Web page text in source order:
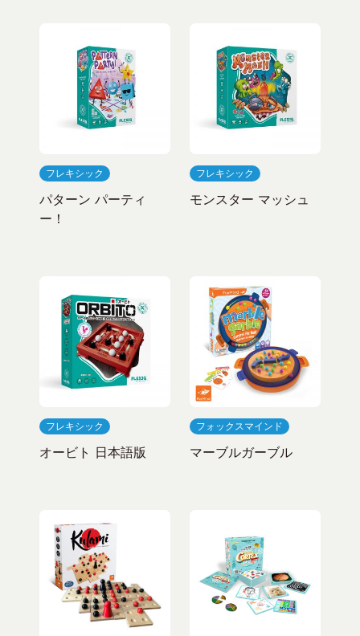
フレキシック
パターン パーティ
ー！
フレキシック
モンスター マッシュ
フレキシック
オービト 日本語版
フォックスマインド
マーブルガーブル